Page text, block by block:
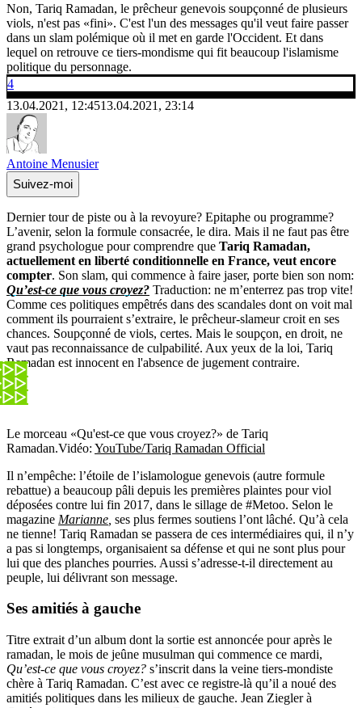
Non, Tariq Ramadan, le prêcheur genevois soupçonné de plusieurs
viols, n'est pas «fini». C'est l'un des messages qu'il veut faire passer
dans un slam polémique où il met en garde l'Occident. Et dans
lequel on retrouve ce tiers-mondisme qui fit beaucoup l'islamisme
politique du personnage.
4
13.04.2021, 12:4513.04.2021, 23:14
Antoine Menusier
Suivez-moi
Dernier tour de piste ou à la revoyure? Epitaphe ou programme?
L’avenir, selon la formule consacrée, le dira. Mais il ne faut pas être
grand psychologue pour comprendre que Tariq Ramadan,
actuellement en liberté conditionnelle en France, veut encore
compter. Son slam, qui commence à faire jaser, porte bien son nom:
Qu’est-ce que vous croyez? Traduction: ne m’enterrez pas trop vite!
Comme ces politiques empêtrés dans des scandales dont on voit mal
comment ils pourraient s’extraire, le prêcheur-slameur croit en ses
chances. Soupçonné de viols, certes. Mais le soupçon, en droit, ne
vaut pas reconnaissance de culpabilité. Aux yeux de la loi, Tariq
Ramadan est innocent en l'absence de jugement contraire.
Le morceau «Qu'est-ce que vous croyez?» de Tariq
Ramadan.Vidéo: YouTube/Tariq Ramadan Official
Il n’empêche: l’étoile de l’islamologue genevois (autre formule
rebattue) a beaucoup pâli depuis les premières plaintes pour viol
déposées contre lui fin 2017, dans le sillage de #Metoo. Selon le
magazine Marianne ses plus fermes soutiens l’ont lâché. Qu’à cela
ne tienne! Tariq Ramadan se passera de ces intermédiaires qui, il n’y
a pas si longtemps, organisaient sa défense et qui ne sont plus pour
lui que des planches pourries. Aussi s’adresse-t-il directement au
peuple, lui délivrant son message.
Ses amitiés à gauche
Titre extrait d’un album dont la sortie est annoncée pour après le
ramadan, le mois de jeûne musulman qui commence ce mardi,
Qu’est-ce que vous croyez? s’inscrit dans la veine tiers-mondiste
chère à Tariq Ramadan. C’est avec ce registre-là qu’il a noué des
amitiés politiques dans les milieux de gauche. Jean Ziegler à